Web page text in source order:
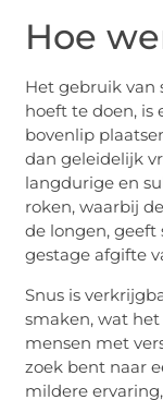
Hoe
Het gebruik van
hoeft te doen, is
bovenlip
dan geleidelijk
langdurige en
roken, waarbij
de longen, geeft
gestage afgifte
Snus is
smaken, wat
mensen met
zoek bent naar
mildere